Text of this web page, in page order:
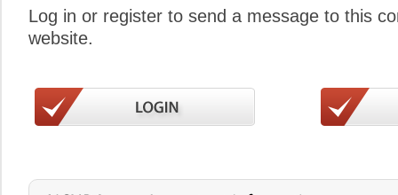
Log in or register to send a message to this
website.